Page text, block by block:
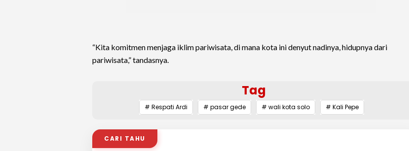
“Kita komitmen menjaga iklim pariwisata, di mana kota ini denyut nadinya, hidupnya dari
pariwisata,” tandasnya.
Tag
# Respati Ardi # pasar gede # wali kota solo # Kali Pepe
CARI TAHU